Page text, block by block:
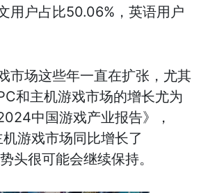
用户占比50.06%，英语用户
市场这些年一直在扩张，尤其
和主机游戏市场的增长尤为
中国游戏产业报告》，
游戏市场同比增长了
头很可能会继续保持。